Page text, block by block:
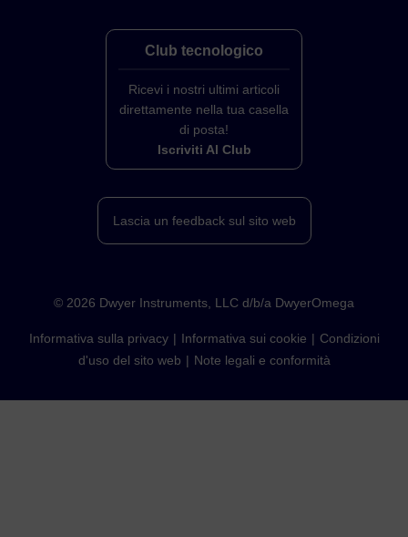
Club tecnologico
Ricevi i nostri ultimi articoli
direttamente nella tua casella
di posta!
Iscriviti Al Club
Lascia un feedback sul sito web
© 2026 Dwyer Instruments, LLC d/b/a DwyerOmega
Informativa sulla privacy Informativa sui cookie
Condizioni
d'uso del sito web
Note legali e conformità